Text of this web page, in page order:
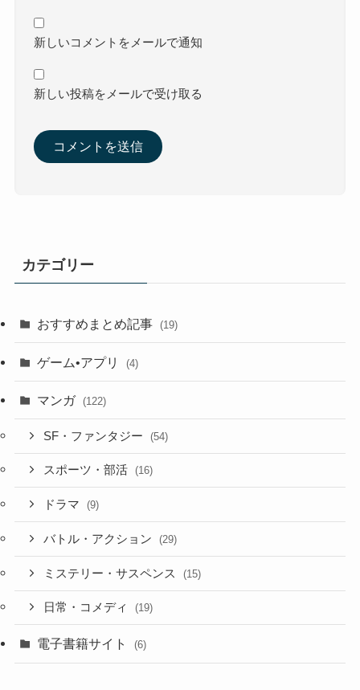
新しいコメントをメールで通知
新しい投稿をメールで受け取る
カテゴリー
おすすめまとめ記事 (19)
ゲーム•アプリ (4)
マンガ (122)
SF・ファンタジー (54)
スポーツ・部活 (16)
ドラマ (9)
バトル・アクション (29)
ミステリー・サスペンス (15)
日常・コメディ (19)
電子書籍サイト (6)